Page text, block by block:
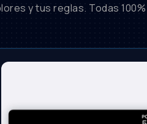
y tus reglas. Todas